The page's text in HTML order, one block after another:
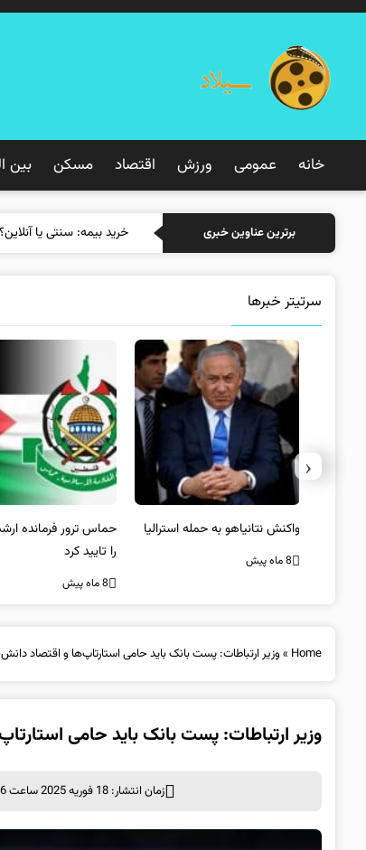
خانه عمومی ورزش اقتصاد مسکن بین
برترین عناوین خبری خرید بیمه: سنتی یا
سرتیتر خبرها
حماس ترور فرمانده ارشد القسام
را تایید کرد
عراقچی: صلح و ثبات
تنها از مسیر همگرایی
محقق می‌شود
8 ماه پیش
‹
Home
» وزیر ارتباطات: پست بانک باید حامی استارتاپ‌ها و اقتصاد
وزیر ارتباطات: پست بانک باید حامی
زمان انتشار: 18 فوریه 2025 ساعت 16:36